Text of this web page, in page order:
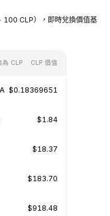
CLP），即時兌換價值基
為 CLP CLP 價值
$0.18369651
$1.84
$18.37
$183.70
$918.48